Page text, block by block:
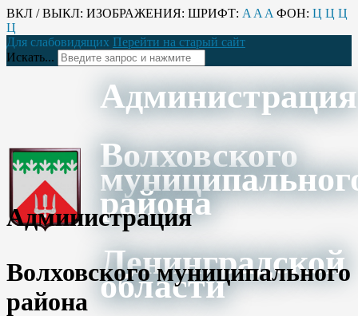
ВКЛ / ВЫКЛ: ИЗОБРАЖЕНИЯ: ШРИФТ: A A A ФОН: Ц Ц Ц
Ц
Для слабовидящих Перейти на старый сайт
Искать...
Администрация
Волховского
района
Ленинградской
области
Администрация
Волховского муниципального
района